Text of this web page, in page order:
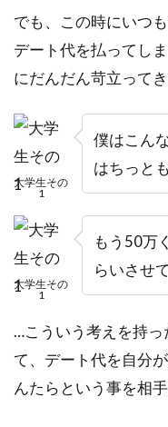
でも、この時にいつ
デート代を払ってし
にだんだん苛立ってき
大学生その
1
僕はこん
はちっと
大学生その
1
もう50万
らいさせ
…こういう考えを持っ
て、デート代を自分
んたらという事を相